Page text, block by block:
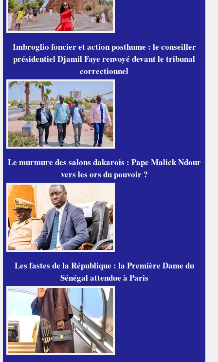
Imbroglio foncier et action posthume : le conseiller
présidentiel Djamil Faye renvoyé devant le tribunal
correctionnel
Le murmure des salons dakarois : Pape Malick Ndour
vers les ors du pouvoir ?
Les fastes de la République : la Première Dame du
Sénégal attendue à Paris